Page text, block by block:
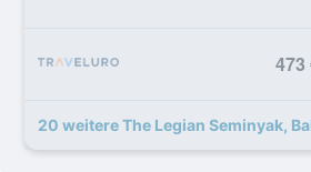
473
20 weitere The Legian Seminyak,